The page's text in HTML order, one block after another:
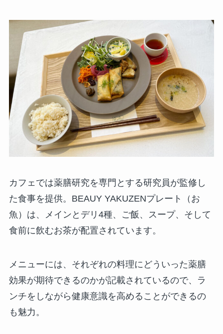
カフェでは薬膳研究を専門とする研究員が監修し
た食事を提供。BEAUY YAKUZENプレート（お
魚）は、メインとデリ4種、ご飯、スープ、そして
食前に飲むお茶が配置されています。
メニューには、それぞれの料理にどういった薬膳
効果が期待できるのかが記載されているので、ラ
ンチをしながら健康意識を高めることができるの
も魅力。